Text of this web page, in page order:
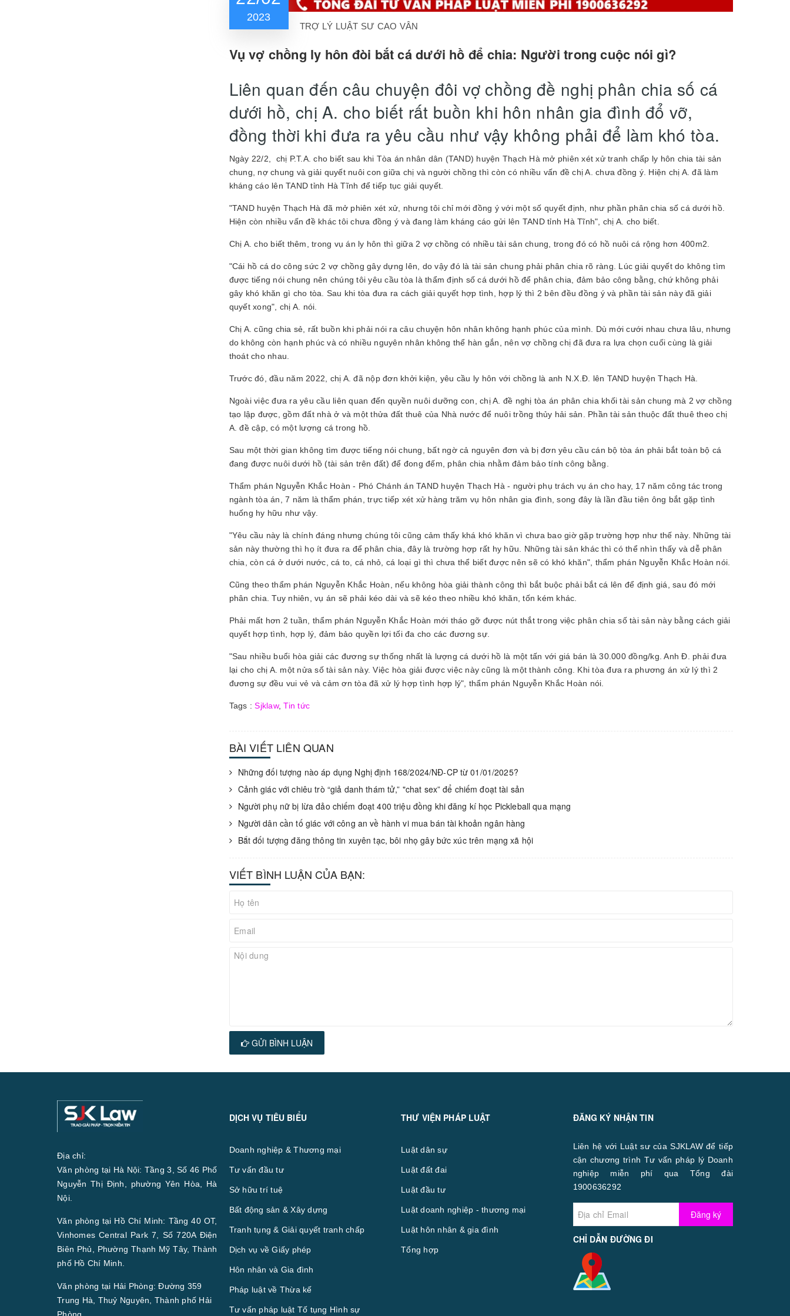
2023
TRỢ LÝ LUẬT SƯ CAO VÂN
Vụ vợ chồng ly hôn đòi bắt cá dưới hồ để chia: Người trong cuộc nói gì?
Liên quan đến câu chuyện đôi vợ chồng đề nghị phân chia số cá
dưới hồ, chị A. cho biết rất buồn khi hôn nhân gia đình đổ vỡ,
đồng thời khi đưa ra yêu cầu như vậy không phải để làm khó tòa.
Ngày 22/2, chị P.T.A. cho biết sau khi Tòa án nhân dân (TAND) huyện Thạch Hà mở phiên xét xử tranh chấp ly hôn chia tài sản
chung, nợ chung và giải quyết nuôi con giữa chị và người chồng thì còn có nhiều vấn đề chị A. chưa đồng ý. Hiện chị A. đã làm
kháng cáo lên TAND tỉnh Hà Tĩnh để tiếp tục giải quyết.
"TAND huyện Thạch Hà đã mở phiên xét xử, nhưng tôi chỉ mới đồng ý với một số quyết định, như phần phân chia số cá dưới hồ.
Hiện còn nhiều vấn đề khác tôi chưa đồng ý và đang làm kháng cáo gửi lên TAND tỉnh Hà Tĩnh", chị A. cho biết.
Chị A. cho biết thêm, trong vụ án ly hôn thì giữa 2 vợ chồng có nhiều tài sản chung, trong đó có hồ nuôi cá rộng hơn 400m2.
"Cái hồ cá do công sức 2 vợ chồng gây dựng lên, do vậy đó là tài sản chung phải phân chia rõ ràng. Lúc giải quyết do không tìm
được tiếng nói chung nên chúng tôi yêu cầu tòa là thẩm định số cá dưới hồ để phân chia, đảm bảo công bằng, chứ không phải
gây khó khăn gì cho tòa. Sau khi tòa đưa ra cách giải quyết hợp tình, hợp lý thì 2 bên đều đồng ý và phần tài sản này đã giải
quyết xong", chị A. nói.
Chị A. cũng chia sẻ, rất buồn khi phải nói ra câu chuyện hôn nhân không hạnh phúc của mình. Dù mới cưới nhau chưa lâu, nhưng
do không còn hạnh phúc và có nhiều nguyên nhân không thể hàn gắn, nên vợ chồng chị đã đưa ra lựa chọn cuối cùng là giải
thoát cho nhau.
Trước đó, đầu năm 2022, chị A. đã nộp đơn khởi kiện, yêu cầu ly hôn với chồng là anh N.X.Đ. lên TAND huyện Thạch Hà.
Ngoài việc đưa ra yêu cầu liên quan đến quyền nuôi dưỡng con, chị A. đề nghị tòa án phân chia khối tài sản chung mà 2 vợ chồng
tạo lập được, gồm đất nhà ở và một thửa đất thuê của Nhà nước để nuôi trồng thủy hải sản. Phần tài sản thuộc đất thuê theo chị
A. đề cập, có một lượng cá trong hồ.
Sau một thời gian không tìm được tiếng nói chung, bất ngờ cả nguyên đơn và bị đơn yêu cầu cán bộ tòa án phải bắt toàn bộ cá
đang được nuôi dưới hồ (tài sản trên đất) để đong đếm, phân chia nhằm đảm bảo tính công bằng.
Thẩm phán Nguyễn Khắc Hoàn - Phó Chánh án TAND huyện Thạch Hà - người phụ trách vụ án cho hay, 17 năm công tác trong
ngành tòa án, 7 năm là thẩm phán, trực tiếp xét xử hàng trăm vụ hôn nhân gia đình, song đây là lần đầu tiên ông bắt gặp tình
huống hy hữu như vậy.
"Yêu cầu này là chính đáng nhưng chúng tôi cũng cảm thấy khá khó khăn vì chưa bao giờ gặp trường hợp như thế này. Những tài
sản này thường thì họ ít đưa ra để phân chia, đây là trường hợp rất hy hữu. Những tài sản khác thì có thể nhìn thấy và dễ phân
chia, còn cá ở dưới nước, cá to, cá nhỏ, cá loại gì thì chưa thể biết được nên sẽ có khó khăn", thẩm phán Nguyễn Khắc Hoàn nói.
Cũng theo thẩm phán Nguyễn Khắc Hoàn, nếu không hòa giải thành công thì bắt buộc phải bắt cá lên để định giá, sau đó mới
phân chia. Tuy nhiên, vụ án sẽ phải kéo dài và sẽ kéo theo nhiều khó khăn, tốn kém khác.
Phải mất hơn 2 tuần, thẩm phán Nguyễn Khắc Hoàn mới tháo gỡ được nút thắt trong việc phân chia số tài sản này bằng cách giải
quyết hợp tình, hợp lý, đảm bảo quyền lợi tối đa cho các đương sự.
"Sau nhiều buổi hòa giải các đương sự thống nhất là lượng cá dưới hồ là một tấn với giá bán là 30.000 đồng/kg. Anh Đ. phải đưa
lại cho chị A. một nửa số tài sản này. Việc hòa giải được việc này cũng là một thành công. Khi tòa đưa ra phương án xử lý thì 2
đương sự đều vui vẻ và cảm ơn tòa đã xử lý hợp tình hợp lý", thẩm phán Nguyễn Khắc Hoàn nói.
Tags :Sjklaw,Tin tức
BÀI VIẾT LIÊN QUAN
Những đối tượng nào áp dụng Nghị định 168/2024/NĐ-CP từ 01/01/2025?
Cảnh giác với chiêu trò “giả danh thám tử,” "chat sex” để chiếm đoạt tài sản
Người phụ nữ bị lừa đảo chiếm đoạt 400 triệu đồng khi đăng kí học Pickleball qua mạng
Người dân cần tố giác với công an về hành vi mua bán tài khoản ngân hàng
Bắt đối tượng đăng thông tin xuyên tạc, bôi nhọ gây bức xúc trên mạng xã hội
VIẾT BÌNH LUẬN CỦA BẠN:
GỬI BÌNH LUẬN
Địa chỉ:
Văn phòng tại Hà Nội: Tầng 3, Số 46 Phố
Nguyễn Thị Định, phường Yên Hòa, Hà
Nội.
Văn phòng tại Hồ Chí Minh: Tầng 40 OT,
Vinhomes Central Park 7, Số 720A Điện
Biên Phủ, Phường Thạnh Mỹ Tây, Thành
phố Hồ Chí Minh.
Văn phòng tại Hải Phòng: Đường 359
Trung Hà, Thuỷ Nguyên, Thành phố Hải
DỊCH VỤ TIÊU BIỂU
Doanh nghiệp & Thương mại
Tư vấn đầu tư
Sở hữu trí tuệ
Bất động sản & Xây dựng
Tranh tụng & Giải quyết tranh chấp
Dịch vụ về Giấy phép
Hôn nhân và Gia đình
Pháp luật về Thừa kế
Tư vấn pháp luật Tố tụng Hình sự
THƯ VIỆN PHÁP LUẬT
Luật dân sự
Luật đất đai
Luật đầu tư
Luật doanh nghiệp - thương mại
Luật hôn nhân & gia đình
Tổng hợp
ĐĂNG KÝ NHẬN TIN
Liên hệ với Luật sư của SJKLAW để tiếp
cận chương trình Tư vấn pháp lý Doanh
nghiệp miễn phí qua Tổng đài
1900636292
Đăng ký
CHỈ DẪN ĐƯỜNG ĐI